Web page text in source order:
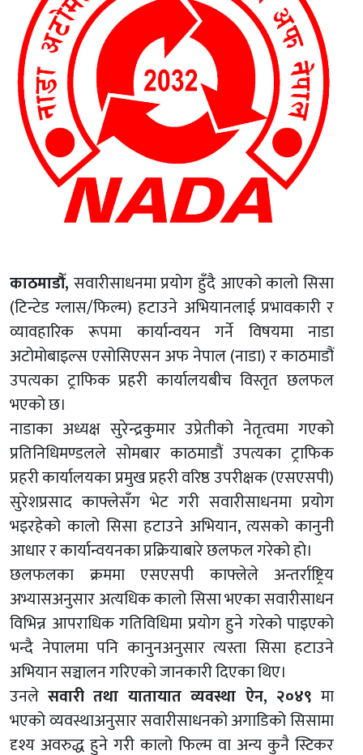
काठमाडौँ, सवारीसाधनमा प्रयोग हुँदै आएको कालो सिसा
(टिन्टेड ग्लास/फिल्म) हटाउने अभियानलाई प्रभावकारी र
व्यावहारिक रूपमा कार्यान्वयन गर्ने विषयमा नाडा
अटोमोबाइल्स एसोसिएसन अफ नेपाल (नाडा) र काठमाडौं
उपत्यका ट्राफिक प्रहरी कार्यालयबीच विस्तृत छलफल
भएको छ।
नाडाका अध्यक्ष सुरेन्द्रकुमार उप्रेतीको नेतृत्वमा गएको
प्रतिनिधिमण्डलले सोमबार काठमाडौं उपत्यका ट्राफिक
प्रहरी कार्यालयका प्रमुख प्रहरी वरिष्ठ उपरीक्षक (एसएसपी)
सुरेशप्रसाद काफ्लेसँग भेट गरी सवारीसाधनमा प्रयोग
भइरहेको कालो सिसा हटाउने अभियान, त्यसको कानुनी
आधार र कार्यान्वयनका प्रक्रियाबारे छलफल गरेको हो।
छलफलका क्रममा एसएसपी काफ्लेले अन्तर्राष्ट्रिय
अभ्यासअनुसार अत्यधिक कालो सिसा भएका सवारीसाधन
विभिन्न आपराधिक गतिविधिमा प्रयोग हुने गरेको पाइएको
भन्दै नेपालमा पनि कानुनअनुसार त्यस्ता सिसा हटाउने
अभियान सञ्चालन गरिएको जानकारी दिएका थिए।
उनले सवारी तथा यातायात व्यवस्था ऐन, २०४९ मा
भएको व्यवस्थाअनुसार सवारीसाधनको अगाडिको सिसामा
दृश्य अवरुद्ध हुने गरी कालो फिल्म वा अन्य कुनै स्टिकर